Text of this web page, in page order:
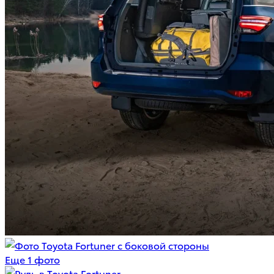
Еще 1 фото